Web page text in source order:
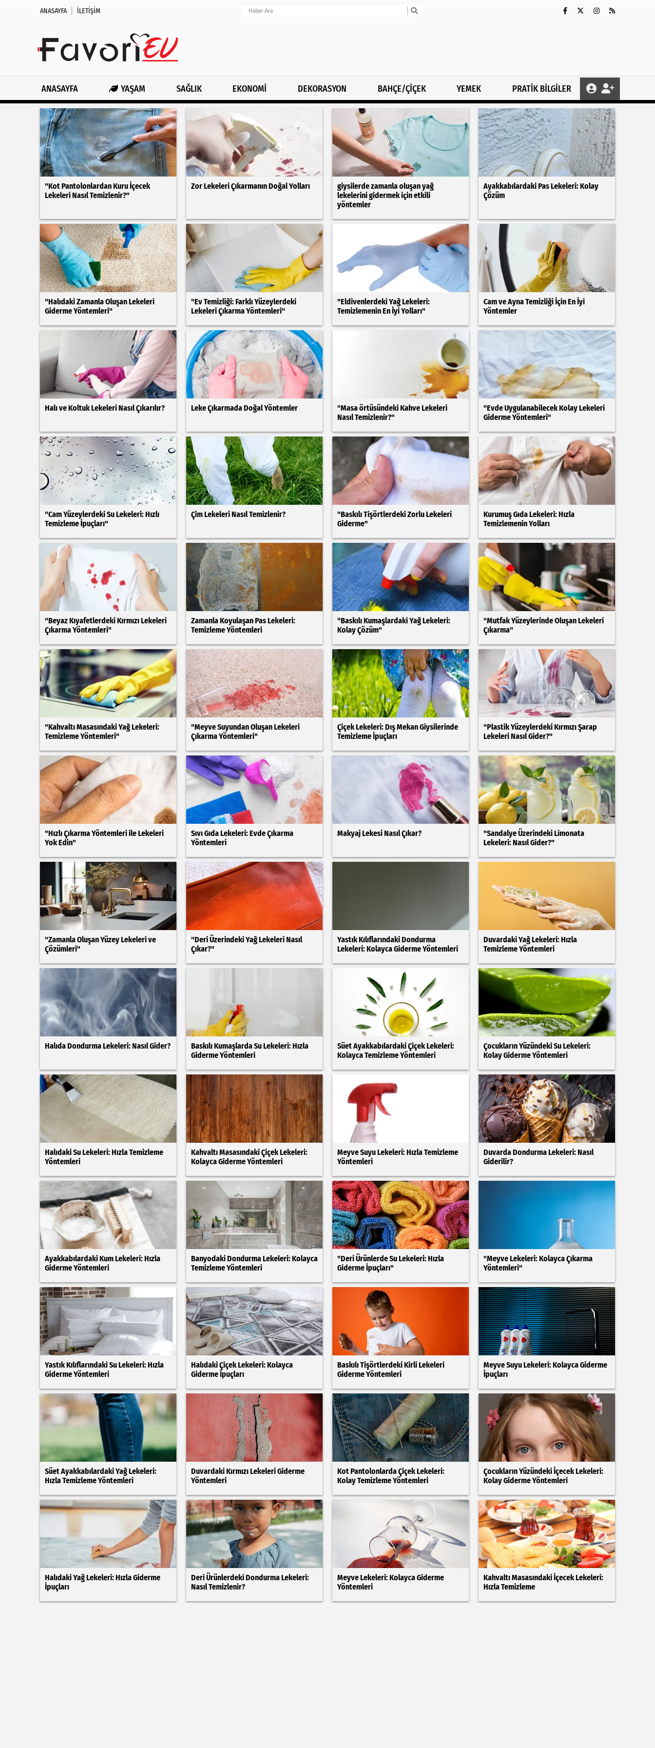
ANASAYFA İLETIŞIM
ANASAYFA YAŞAM SAĞLIK EKONOMİ DEKORASYON BAHÇE/ÇİÇEK YEMEK PRATİK BİLGİLER
"Kot Pantolonlardan Kuru İçecek
Lekeleri Nasıl Temizlenir?"
Zor Lekeleri Çıkarmanın Doğal Yolları
giysilerde zamanla oluşan yağ
lekelerini gidermek için etkili
yöntemler
Ayakkabılardaki Pas Lekeleri: Kolay
Çözüm
"Halıdaki Zamanla Oluşan Lekeleri
Giderme Yöntemleri"
"Ev Temizliği: Farklı Yüzeylerdeki
Lekeleri Çıkarma Yöntemleri"
"Eldivenlerdeki Yağ Lekeleri:
Temizlemenin En İyi Yolları"
Cam ve Ayna Temizliği İçin En İyi
Yöntemler
Halı ve Koltuk Lekeleri Nasıl Çıkarılır? Leke Çıkarmada Doğal Yöntemler
"Masa örtüsündeki Kahve Lekeleri
Nasıl Temizlenir?"
"Evde Uygulanabilecek Kolay Lekeleri
Giderme Yöntemleri"
"Cam Yüzeylerdeki Su Lekeleri: Hızlı
Temizleme İpuçları"
Çim Lekeleri Nasıl Temizlenir?
"Baskılı Tişörtlerdeki Zorlu Lekeleri
Giderme"
Kurumuş Gıda Lekeleri: Hızla
Temizlemenin Yolları
"Beyaz Kıyafetlerdeki Kırmızı Lekeleri
Çıkarma Yöntemleri"
Zamanla Koyulaşan Pas Lekeleri:
Temizleme Yöntemleri
"Baskılı Kumaşlardaki Yağ Lekeleri:
Kolay Çözüm"
"Mutfak Yüzeylerinde Oluşan Lekeleri
Çıkarma"
"Kahvaltı Masasındaki Yağ Lekeleri:
Temizleme Yöntemleri"
"Meyve Suyundan Oluşan Lekeleri
Çıkarma Yöntemleri"
Çiçek Lekeleri: Dış Mekan Giysilerinde
Temizleme İpuçları
"Plastik Yüzeylerdeki Kırmızı Şarap
Lekeleri Nasıl Gider?"
"Hızlı Çıkarma Yöntemleri ile Lekeleri
Yok Edin"
Sıvı Gıda Lekeleri: Evde Çıkarma
Yöntemleri
Makyaj Lekesi Nasıl Çıkar?
"Sandalye Üzerindeki Limonata
Lekeleri: Nasıl Gider?"
"Zamanla Oluşan Yüzey Lekeleri ve
Çözümleri"
"Deri Üzerindeki Yağ Lekeleri Nasıl
Çıkar?"
Yastık Kılıflarındaki Dondurma
Lekeleri: Kolayca Giderme Yöntemleri
Duvardaki Yağ Lekeleri: Hızla
Temizleme Yöntemleri
Halıda Dondurma Lekeleri: Nasıl Gider?
Baskılı Kumaşlarda Su Lekeleri: Hızla
Giderme Yöntemleri
Süet Ayakkabılardaki Çiçek Lekeleri:
Kolayca Temizleme Yöntemleri
Çocukların Yüzündeki Su Lekeleri:
Kolay Giderme Yöntemleri
Halıdaki Su Lekeleri: Hızla Temizleme
Yöntemleri
Kahvaltı Masasındaki Çiçek Lekeleri:
Kolayca Giderme Yöntemleri
Meyve Suyu Lekeleri: Hızla Temizleme
Yöntemleri
Duvarda Dondurma Lekeleri: Nasıl
Giderilir?
Ayakkabılardaki Kum Lekeleri: Hızla
Giderme Yöntemleri
Banyodaki Dondurma Lekeleri: Kolayca
Temizleme Yöntemleri
"Deri Ürünlerde Su Lekeleri: Hızla
Giderme İpuçları"
"Meyve Lekeleri: Kolayca Çıkarma
Yöntemleri"
Yastık Kılıflarındaki Su Lekeleri: Hızla
Giderme Yöntemleri
Halıdaki Çiçek Lekeleri: Kolayca
Giderme İpuçları
Baskılı Tişörtlerdeki Kirli Lekeleri
Giderme Yöntemleri
Meyve Suyu Lekeleri: Kolayca Giderme
İpuçları
Süet Ayakkabılardaki Yağ Lekeleri:
Hızla Temizleme Yöntemleri
Duvardaki Kırmızı Lekeleri Giderme
Yöntemleri
Kot Pantolonlarda Çiçek Lekeleri:
Kolay Temizleme Yöntemleri
Çocukların Yüzündeki İçecek Lekeleri:
Kolay Giderme Yöntemleri
Halıdaki Yağ Lekeleri: Hızla Giderme
İpuçları
Deri Ürünlerdeki Dondurma Lekeleri:
Nasıl Temizlenir?
Meyve Lekeleri: Kolayca Giderme
Yöntemleri
Kahvaltı Masasındaki İçecek Lekeleri:
Hızla Temizleme